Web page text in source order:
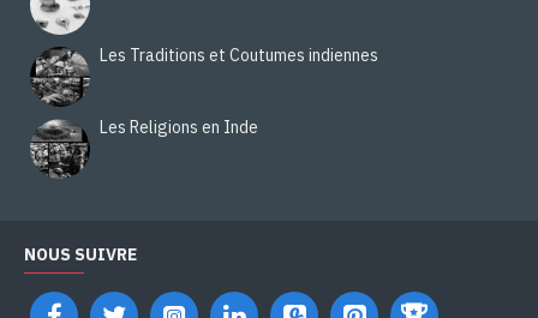
Les Traditions et Coutumes indiennes
Les Religions en Inde
NOUS SUIVRE